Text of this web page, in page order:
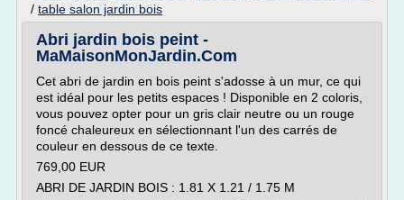
/ table salon jardin bois
Abri jardin bois peint -
MaMaisonMonJardin.Com
Cet abri de jardin en bois peint s'adosse à un mur, ce qui
est idéal pour les petits espaces ! Disponible en 2 coloris,
vous pouvez opter pour un gris clair neutre ou un rouge
foncé chaleureux en sélectionnant l'un des carrés de
couleur en dessous de ce texte.
769,00 EUR
ABRI DE JARDIN BOIS : 1.81 X 1.21 / 1.75 M